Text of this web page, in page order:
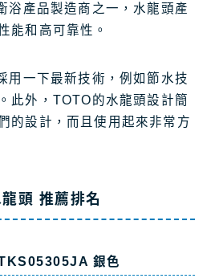
浴產品製造商之一，水龍頭產
能和高可靠性。
用一下最新技術，例如節水技
此外，TOTO的水龍頭設計簡
的設計，而且使用起來非常方
頭 推薦排名
銀色